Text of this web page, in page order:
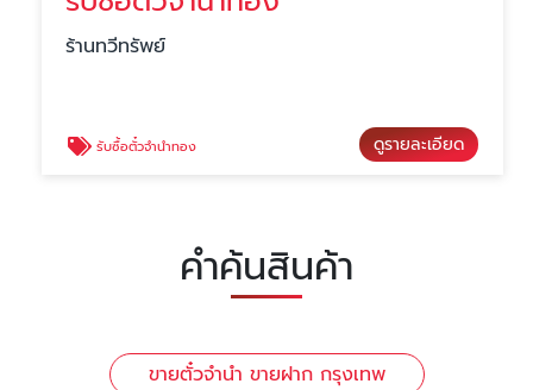
ร้านทวีทรัพย์
รับซื้อตั๋วจำนำทอง ดูรายละเอียด
คำค้นสินค้า
ขายตั๋วจำนำ ขายฝาก กรุงเทพ